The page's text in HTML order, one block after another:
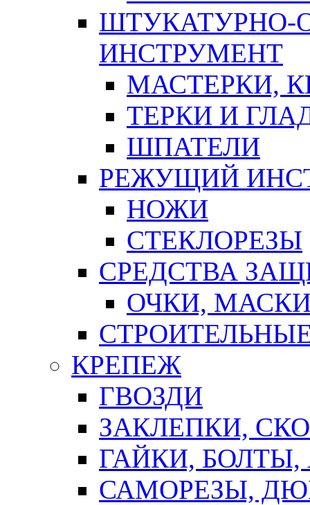
ШТУКАТУРНО-
ИНСТРУМЕНТ
МАСТЕРКИ,
ТЕРКИ И
ШПАТЕЛИ
РЕЖУЩИЙ
НОЖИ
СТЕКЛОРЕЗЫ
СРЕДСТВА
ОЧКИ,
КРЕПЕЖ
ГВОЗДИ
ЗАКЛЕПКИ,
ГАЙКИ,
САМОРЕЗЫ,